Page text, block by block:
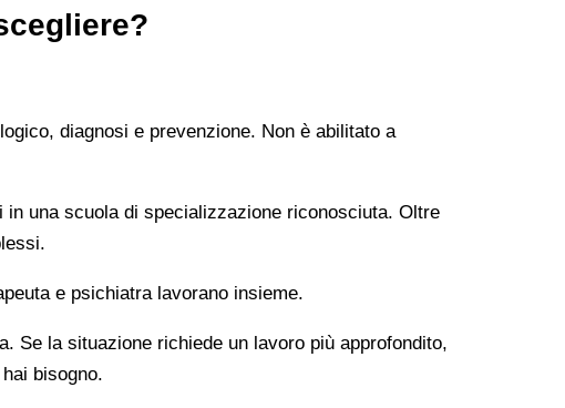
diagnosi e prevenzione. Non è abilitato a
una scuola di specializzazione riconosciuta. Oltre
e psichiatra lavorano insieme.
Se la situazione richiede un lavoro più approfondito,
bisogno.